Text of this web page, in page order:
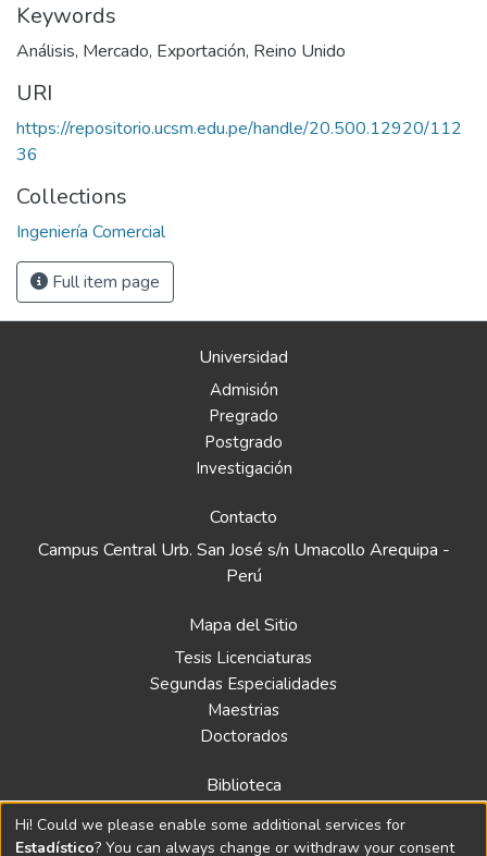
Keywords
Análisis, Mercado, Exportación, Reino Unido
URI
https://repositorio.ucsm.edu.pe/handle/20.500.12920/112
36
Collections
Ingeniería Comercial
Full item page
Universidad
Admisión
Pregrado
Postgrado
Investigación
Contacto
Campus Central Urb. San José s/n Umacollo Arequipa -
Perú
Mapa del Sitio
Tesis Licenciaturas
Segundas Especialidades
Maestrias
Doctorados
Biblioteca
Política
Normativa
Hi! Could we please enable some additional services for
Estadístico? You can always change or withdraw your consent